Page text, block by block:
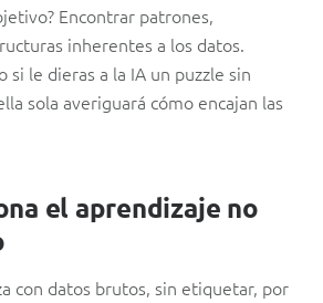
Encontrar patrones,
inherentes a los datos.
si le dieras a la IA un puzzle sin
sola averiguará cómo encajan las
el aprendizaje no
con datos brutos, sin etiquetar, por